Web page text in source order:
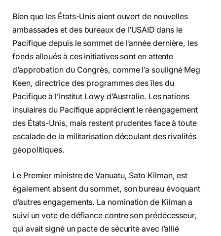
Bien que les États-Unis aient ouvert de nouvelles
ambassades et des bureaux de l’USAID dans le
Pacifique depuis le sommet de l’année dernière, les
fonds alloués à ces initiatives sont en attente
d’approbation du Congrès, comme l’a souligné Meg
Keen, directrice des programmes des îles du
Pacifique à l’Institut Lowy d’Australie. Les nations
insulaires du Pacifique apprécient le réengagement
des États-Unis, mais restent prudentes face à toute
escalade de la militarisation découlant des rivalités
géopolitiques.
Le Premier ministre de Vanuatu, Sato Kilman, est
également absent du sommet, son bureau évoquant
d’autres engagements. La nomination de Kilman a
suivi un vote de défiance contre son prédécesseur,
qui avait signé un pacte de sécurité avec l’allié